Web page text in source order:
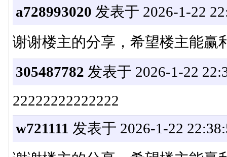
a728993020 发表于 2026-1-22
谢谢楼主的分享，希望楼主能赢
305487782 发表于 2026-1-22
22222222222222
w721111 发表于 2026-1-22